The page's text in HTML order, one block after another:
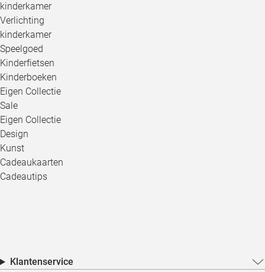
kinderkamer
Verlichting
kinderkamer
Speelgoed
Kinderfietsen
Kinderboeken
Eigen Collectie
Sale
Eigen Collectie
Design
Kunst
Cadeaukaarten
Cadeautips
Klantenservice